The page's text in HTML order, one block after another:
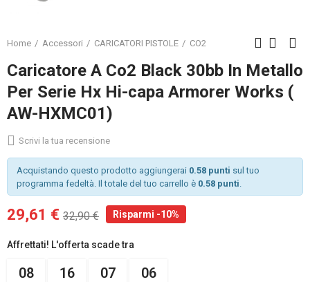
Home Accessori CARICATORI PISTOLE CO2
Caricatore A Co2 Black 30bb In Metallo
Per Serie Hx Hi-capa Armorer Works (
AW-HXMC01)
Scrivi la tua recensione
Acquistando questo prodotto aggiungerai 0.58 punti sul tuo
programma fedeltà. Il totale del tuo carrello è 0.58 punti
29,61 € 32,90 € Risparmi -10%
Affrettati! L'offerta scade tra
08 16 07 06